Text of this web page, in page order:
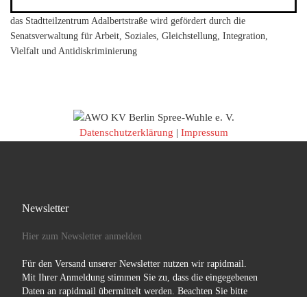
das Stadtteilzentrum Adalbertstraße wird gefördert durch die
Senatsverwaltung für Arbeit, Soziales, Gleichstellung, Integration,
Vielfalt und Antidiskriminierung
Datenschutzerklärung | Impressum
Newsletter
Hier zum Newsletter anmelden
Für den Versand unserer Newsletter nutzen wir rapidmail.
Mit Ihrer Anmeldung stimmen Sie zu, dass die eingegebenen
Daten an rapidmail übermittelt werden. Beachten Sie bitte